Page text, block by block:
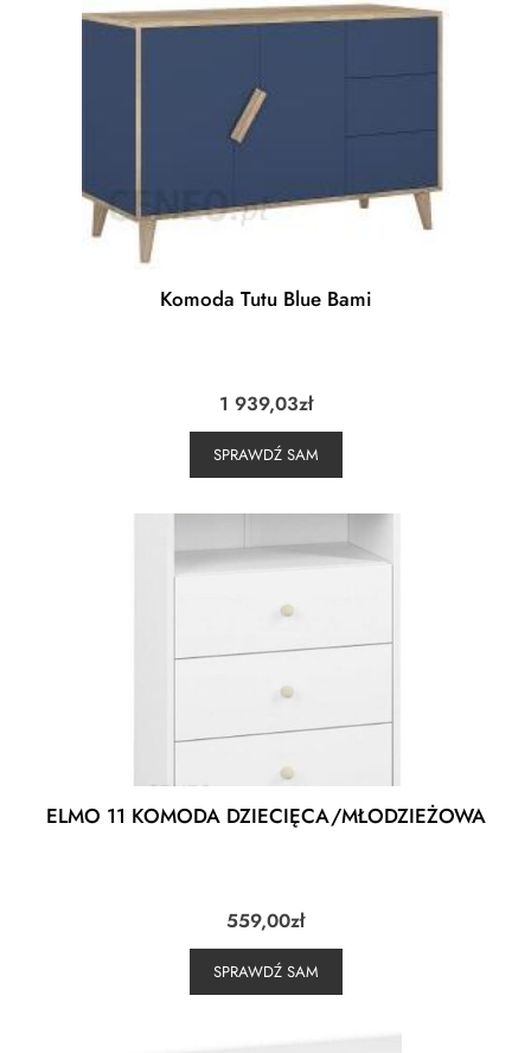
Komoda Tutu Blue Bami
1 939,03zł
SPRAWDŹ SAM
ELMO 11 KOMODA DZIECIĘCA/MŁODZIEŻOWA
559,00zł
SPRAWDŹ SAM